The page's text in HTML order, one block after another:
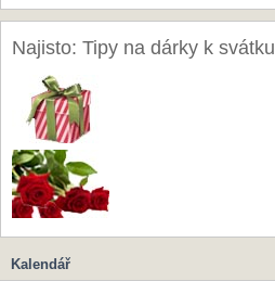
Najisto: Tipy na dárky k svátku
Kalendář